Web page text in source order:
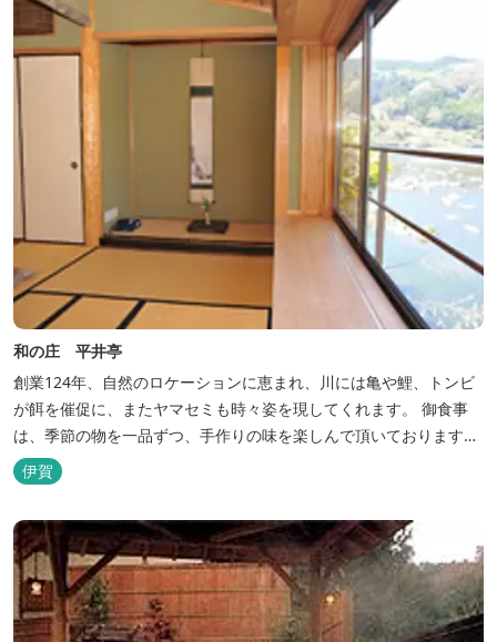
和の庄 平井亭
創業124年、自然のロケーションに恵まれ、川には亀や鯉、トンビ
が餌を催促に、またヤマセミも時々姿を現してくれます。 御食事
は、季節の物を一品ずつ、手作りの味を楽しんで頂いております。
（宿泊一日一組）
伊賀